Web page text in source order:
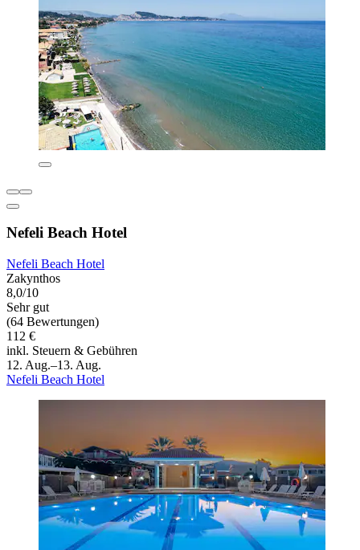
Nefeli Beach Hotel
Nefeli Beach Hotel
Zakynthos
8,0/10
Sehr gut
(64 Bewertungen)
112 €
inkl. Steuern & Gebühren
12. Aug.–13. Aug.
Nefeli Beach Hotel